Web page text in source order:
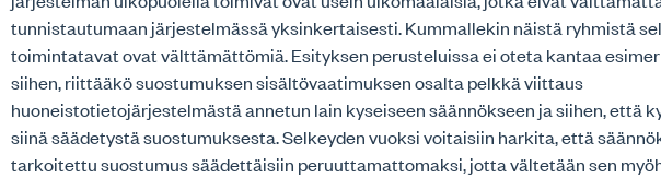
tunnistautumaan järjestelmässä yksinkertaisesti. Kummallekin näistä ryhmistä
toimintatavat ovat välttämättömiä. Esityksen perusteluissa ei oteta kantaa
siihen, riittääkö suostumuksen sisältövaatimuksen osalta pelkkä viittaus
huoneistotietojärjestelmästä annetun lain kyseiseen säännökseen ja siihen, että
siinä säädetystä suostumuksesta. Selkeyden vuoksi voitaisiin harkita, että
tarkoitettu suostumus säädettäisiin peruuttamattomaksi, jotta vältetään sen